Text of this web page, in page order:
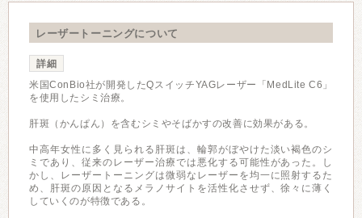
レーザートーニングについて
詳細
米国ConBio社が開発したQスイッチYAGレーザー「MedLite C6」
を使用したシミ治療。
肝斑（かんぱん）を含むシミやそばかすの改善に効果がある。
中高年女性に多く見られる肝斑は、輪郭がぼやけた淡い褐色のシ
ミであり、従来のレーザー治療では悪化する可能性があった。し
かし、レーザートーニングは微弱なレーザーを均一に照射するた
め、肝斑の原因となるメラノサイトを活性化させず、徐々に薄く
していくのが特徴である。